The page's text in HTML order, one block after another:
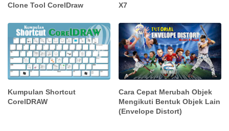
Clone Tool CorelDraw
X7
Kumpulan Shortcut
CorelDRAW
Cara Cepat Merubah Objek
Mengikuti Bentuk Objek Lain
(Envelope Distort)